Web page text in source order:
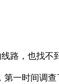
路，也找不
一时间调